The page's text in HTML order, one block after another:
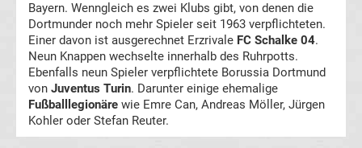
Transfergerüchte
Borussia
Dortmund
Transfergerüchte
Transfermarkt
Bayern. Wenngleich es zwei Klubs gibt, von denen die
Dortmunder noch mehr Spieler seit 1963 verpflichteten.
Einer davon ist ausgerechnet Erzrivale FC Schalke 04.
Neun Knappen wechselte innerhalb des Ruhrpotts.
Ebenfalls neun Spieler verpflichtete Borussia Dortmund
von Juventus Turin. Darunter einige ehemalige
Fußballlegionäre wie Emre Can, Andreas Möller, Jürgen
Kohler oder Stefan Reuter.